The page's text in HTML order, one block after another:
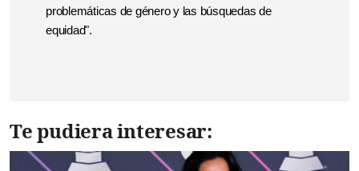
problemáticas de género y las búsquedas de
equidad".
Te pudiera interesar: